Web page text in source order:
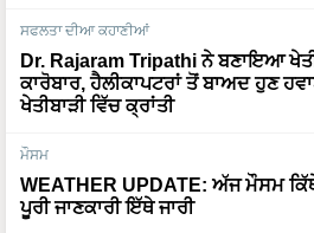
ਸਫਲਤਾ ਦੀਆ ਕਹਾਣੀਆਂ
Dr. Rajaram Tripathi ਨੇ ਬਣਾਇਆ
ਕਾਰੋਬਾਰ, ਹੈਲੀਕਾਪਟਰਾਂ ਤੋਂ ਬਾਅਦ ਹੁਣ
ਖੇਤੀਬਾੜੀ ਵਿੱਚ ਕ੍ਰਾਂਤੀ
ਮੌਸਮ
WEATHER UPDATE: ਅੱਜ ਮੌਸਮ
ਪੂਰੀ ਜਾਣਕਾਰੀ ਇੱਥੇ ਜਾਰੀ